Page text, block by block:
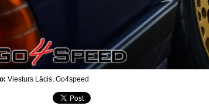
Viesturs Lācis, Go4speed